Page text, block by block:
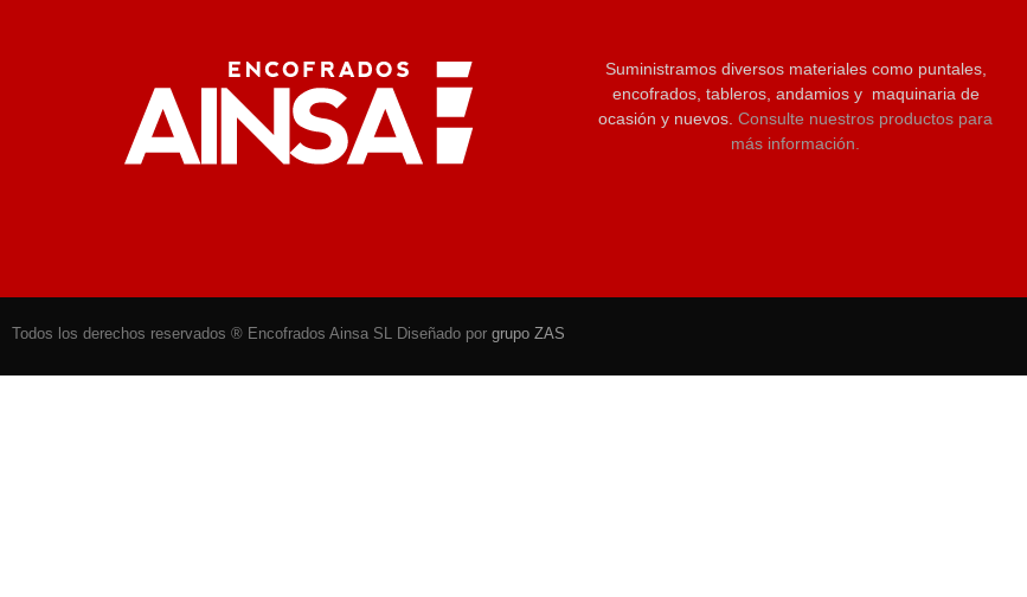
Suministramos diversos materiales como puntales,
encofrados, tableros, andamios y maquinaria de
ocasión y nuevos.Consulte nuestros productos para
más información.
Todos los derechos reservados ® Encofrados Ainsa SL Diseñado por grupo ZAS